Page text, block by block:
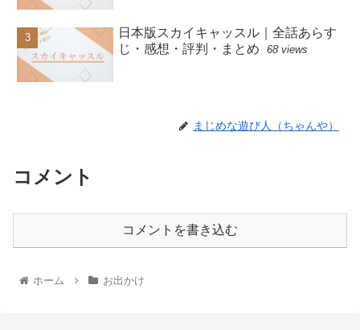
日本版スカイキャッスル｜全話あらす
じ・感想・評判・まとめ
68 views
まじめな遊び人（ちゃんや）
コメント
コメントを書き込む
ホーム お出かけ